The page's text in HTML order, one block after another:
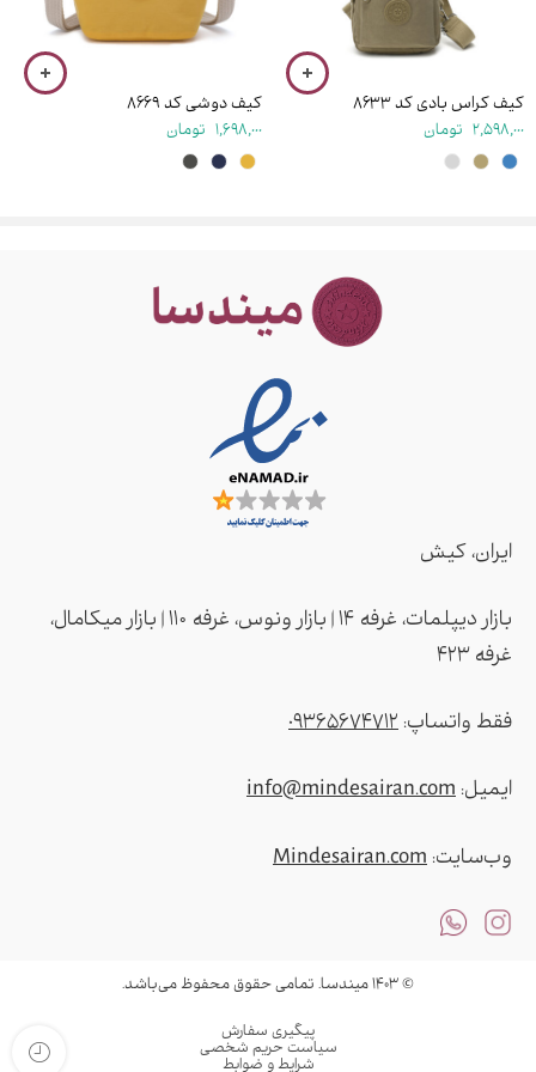
شماره موبایل
ذخیره نام، ایمیل و وبسایت من در مرورگر برای زمانی که دوباره دیدگاهی
کیف کراس بادی کد ۸۶۳۳
2,598,000 تومان
کیف دوشی کد ۸۶۶۹
1,698,000 تومان
ایران، کیش
بازار دیپلمات، غرفه ۱۴ | بازار ونوس، غرفه ۱۱۰ | بازار میکامال،
غرفه ۴2۳
فقط واتساپ: 09365674712
ایمیل: info@mindesairan.com
وب‌سایت: Mindesairan.com
© ۱۴۰۳ میندسا. تمامی حقوق محفوظ می‌باشد.
پیگیری سفارش
سیاست حریم شخصی
شرایط و ضوابط